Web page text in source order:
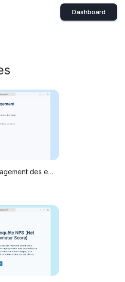
Dashboard
Sondage sur l'engagement des employés